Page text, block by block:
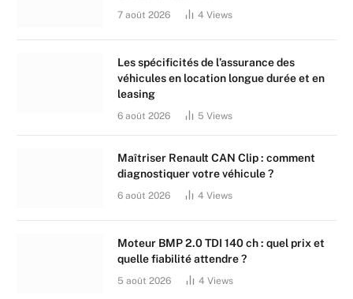
7 août 2026 4 Views
Les spécificités de l’assurance des
véhicules en location longue durée et en
leasing
6 août 2026 5 Views
Maîtriser Renault CAN Clip : comment
diagnostiquer votre véhicule ?
6 août 2026 4 Views
Moteur BMP 2.0 TDI 140 ch : quel prix et
quelle fiabilité attendre ?
5 août 2026 4 Views